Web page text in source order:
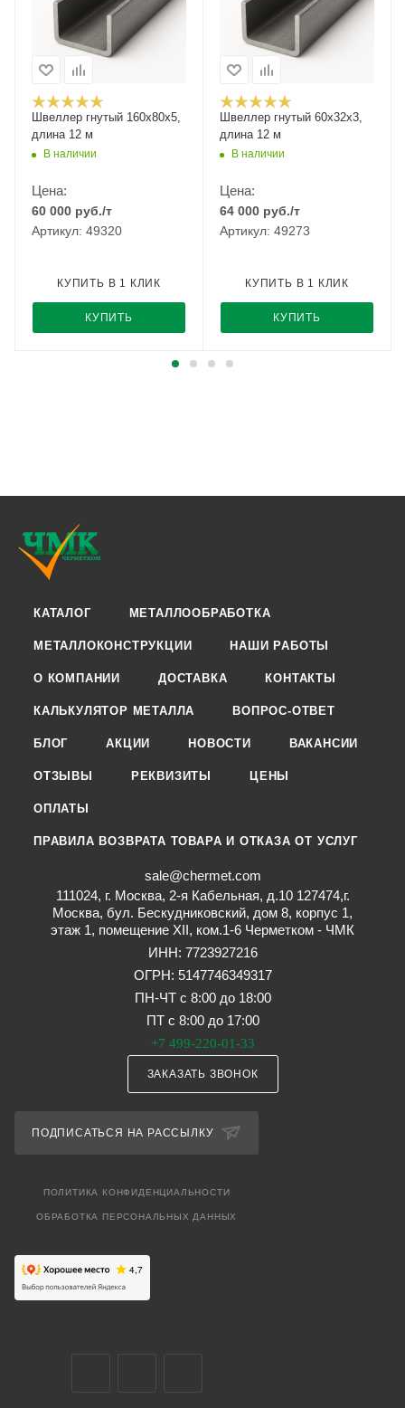
Швеллер гнутый 160х80х5,
длина 12 м
В наличии
Цена:
60 000 руб./т
Артикул: 49320
КУПИТЬ
КУПИТЬ В 1 КЛИК
Швеллер гнутый 60х32х3,
длина 12 м
В наличии
Цена:
64 000 руб./т
Артикул: 49273
КУПИТЬ
КУПИТЬ В 1 КЛИК
КАТАЛОГ МЕТАЛЛООБРАБОТКА
МЕТАЛЛОКОНСТРУКЦИИ НАШИ РАБОТЫ
О КОМПАНИИ ДОСТАВКА КОНТАКТЫ
КАЛЬКУЛЯТОР МЕТАЛЛА ВОПРОС-ОТВЕТ
БЛОГ АКЦИИ НОВОСТИ ВАКАНСИИ
ОТЗЫВЫ РЕКВИЗИТЫ ЦЕНЫ
ОПЛАТЫ
ПРАВИЛА ВОЗВРАТА ТОВАРА И ОТКАЗА ОТ УСЛУГ
sale@chermet.com
111024, г. Москва, 2-я Кабельная, д.10 127474,г.
Москва, бул. Бескудниковский, дом 8, корпус 1,
этаж 1, помещение XII, ком.1-6 Черметком - ЧМК
ИНН: 7723927216
ОГРН: 5147746349317
ПН-ЧТ с 8:00 до 18:00
ПТ с 8:00 до 17:00
+7 499-220-01-33
ЗАКАЗАТЬ ЗВОНОК
ПОДПИСАТЬСЯ НА РАССЫЛКУ
ПОЛИТИКА КОНФИДЕНЦИАЛЬНОСТИ
ОБРАБОТКА ПЕРСОНАЛЬНЫХ ДАННЫХ